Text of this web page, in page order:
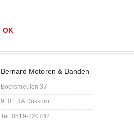
OK
Bernard Motoren & Banden
Bocksmeulen 37
9101 RA Dokkum
Tel. 0519-220782